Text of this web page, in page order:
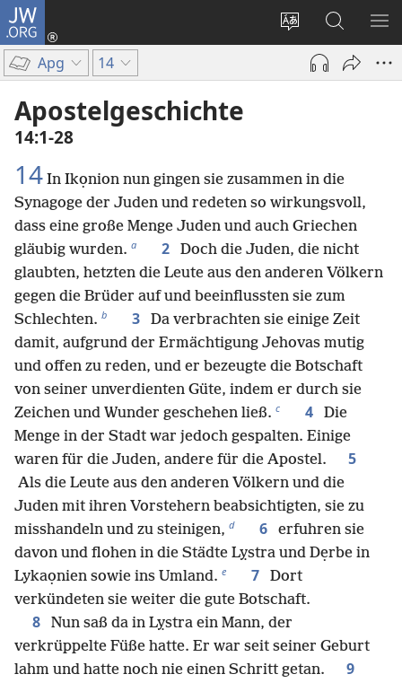
JW.ORG
Websitesprache
ändern
Anmelden
(öffnet
Fenster)
Suche
Apg 14
Apostelgeschichte
14:1-28
14 In Ikọnion nun gingen sie zusammen in die
Synagoge der Juden und redeten so wirkungsvoll,
dass eine große Menge Juden und auch Griechen
gläubig wurden. a 2
Doch die Juden, die nicht
glaubten, hetzten die Leute aus den anderen Völkern
gegen die Brüder auf und beeinflussten sie zum
Schlechten. b 3
Da verbrachten sie einige Zeit
damit, aufgrund der Ermächtigung Jehovas mutig
und offen zu reden, und er bezeugte die Botschaft
von seiner unverdienten Güte, indem er durch sie
Zeichen und Wunder geschehen ließ. c 4
Die
Menge in der Stadt war jedoch gespalten. Einige
waren für die Juden, andere für die Apostel.
5
Als die Leute aus den anderen Völkern und die
Juden mit ihren Vorstehern beabsichtigten, sie zu
misshandeln und zu steinigen, d 6
erfuhren sie
davon und flohen in die Städte Lỵstra und Dẹrbe in
Lykaọnien sowie ins Umland. e 7
Dort
verkündeten sie weiter die gute Botschaft.
8
Nun saß da in Lỵstra ein Mann, der
verkrüppelte Füße hatte. Er war seit seiner Geburt
lahm und hatte noch nie einen Schritt getan.
9